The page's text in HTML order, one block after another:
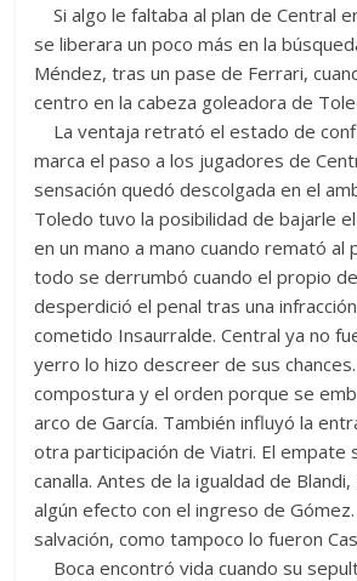
Si algo le faltaba al plan de Central
se liberara un poco más en la
Méndez, tras un pase de Ferrari,
centro en la cabeza goleadora de
La ventaja retrató el estado de
marca el paso a los jugadores de
sensación quedó descolgada en el
Toledo tuvo la posibilidad de bajarle
en un mano a mano cuando remató al
todo se derrumbó cuando el propio
desperdició el penal tras una
cometido Insaurralde. Central ya no
yerro lo hizo descreer de sus
compostura y el orden porque se
arco de García. También influyó la
otra participación de Viatri. El empate
canalla. Antes de la igualdad de
algún efecto con el ingreso de
salvación, como tampoco lo fueron
Boca encontró vida cuando su